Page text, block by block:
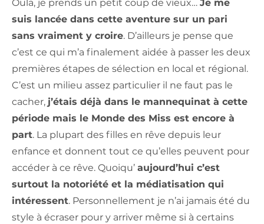
Oula, je prends un petit coup de vieux… Je me
suis lancée dans cette aventure sur un pari
sans vraiment y croire. D’ailleurs je pense que
c’est ce qui m’a finalement aidée à passer les deux
premières étapes de sélection en local et régional.
C’est un milieu assez particulier il ne faut pas le
cacher, j’étais déjà dans le mannequinat à cette
période mais le Monde des Miss est encore à
part. La plupart des filles en rêve depuis leur
enfance et donnent tout ce qu’elles peuvent pour
accéder à ce rêve. Quoiqu’ aujourd’hui c’est
surtout la notoriété et la médiatisation qui
intéressent. Personnellement je n’ai jamais été du
style à écraser pour y arriver même si à certains